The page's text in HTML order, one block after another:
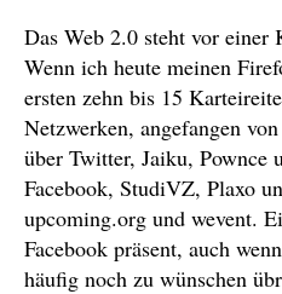
Das Web 2.0 steht vor einer
Wenn ich heute meinen
ersten zehn bis 15
Netzwerken, angefangen
über Twitter, Jaiku, Pownce
Facebook, StudiVZ, Plaxo
upcoming.org und wevent.
Facebook präsent, auch
häufig noch zu wünschen